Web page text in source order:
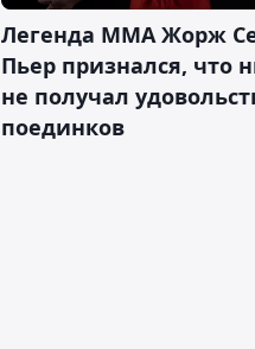
Легенда ММА Жорж
Пьер признался, что
не получал
поединков